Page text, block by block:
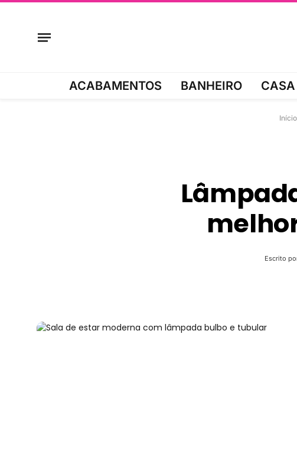
ACABAMENTOS BANHEIRO CASA
Início
Escrito